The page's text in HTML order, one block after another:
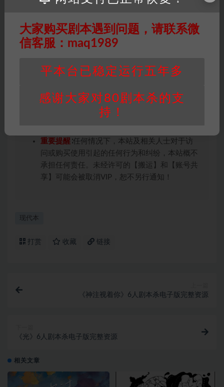
未购买，即代表已阅读本声明，理解并同意受本
版权归属：本站提供的任何剧本杀资源内容的版
权均属于机关版权或权利人。如有侵权，请发邮
448271243@qq.com，如若情况属实，我们将
会在三天内下架相关剧本攻略。
积分说明 ∶剧本杀下载所需积分非剧本杀资源自
身价值，本站积分为本站收取的赞助费，用于本
站整理资料的时间成本及网站运营所需支出费
重要提醒 ∶任何情况下，本站及相关人士对于访
问或购买使用引起的任何行为和纠纷，本站概不
承担任何责任。未经许可的【搬运】和【账号共
享】可能会被取消VIP，恕不另行通知！
现代本
打赏 收藏 链接
《神注视着你》6人剧本杀电子版完整资源
《光》6人剧本杀电子版完整资源
相关文章
大家购买剧本遇到问题，请联系微
信客服：maq1989
平本台已稳定运行五年多
感谢大家对80剧本杀的支
持！